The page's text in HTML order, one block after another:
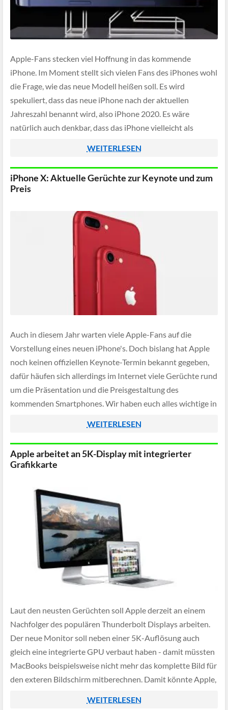
Apple-Fans stecken viel Hoffnung in das kommende
iPhone. Im Moment stellt sich vielen Fans des iPhones wohl
die Frage, wie das neue Modell heißen soll. Es wird
spekuliert, dass das neue iPhone nach der aktuellen
Jahreszahl benannt wird, also iPhone 2020. Es wäre
natürlich auch denkbar, dass das iPhone vielleicht als
WEITERLESEN
iPhone X: Aktuelle Gerüchte zur Keynote und zum
Preis
Auch in diesem Jahr warten viele Apple-Fans auf die
Vorstellung eines neuen iPhone's. Doch bislang hat Apple
noch keinen offiziellen Keynote-Termin bekannt gegeben,
dafür häufen sich allerdings im Internet viele Gerüchte rund
um die Präsentation und die Preisgestaltung des
kommenden Smartphones. Wir haben euch alles wichtige in
WEITERLESEN
Apple arbeitet an 5K-Display mit integrierter
Grafikkarte
Laut den neusten Gerüchten soll Apple derzeit an einem
Nachfolger des populären Thunderbolt Displays arbeiten.
Der neue Monitor soll neben einer 5K-Auflösung auch
gleich eine integrierte GPU verbaut haben - damit müssten
MacBooks beispielsweise nicht mehr das komplette Bild für
den exteren Bildschirm mitberechnen. Damit könnte Apple,
hochauflösende externe Displays ansteuern und […]
WEITERLESEN